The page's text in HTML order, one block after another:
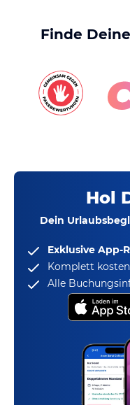
Finde
Hol
Dein
Exklusive App-
Komplett
Alle